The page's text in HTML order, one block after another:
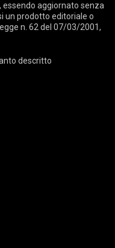
aggiornato senza
un prodotto editoriale o
n. 62 del 07/03/2001,
descritto